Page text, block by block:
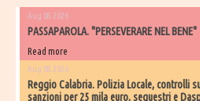
Aug 08 2026
PASSAPAROLA. "PERSEVERARE NEL BENE"
Read more
Aug 08 2026
Reggio Calabria. Polizia Locale, controlli
sanzioni per 25 mila euro, sequestri e